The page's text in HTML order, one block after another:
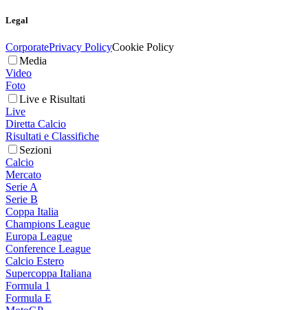
Legal
CorporatePrivacy PolicyCookie Policy
Media
Video
Foto
Live e Risultati
Live
Diretta Calcio
Risultati e Classifiche
Sezioni
Calcio
Mercato
Serie A
Serie B
Coppa Italia
Champions League
Europa League
Conference League
Calcio Estero
Supercoppa Italiana
Formula 1
Formula E